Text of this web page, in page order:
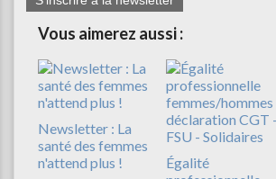
Vous aimerez aussi :
Newsletter : La
santé des femmes
n'attend plus !
Égalité